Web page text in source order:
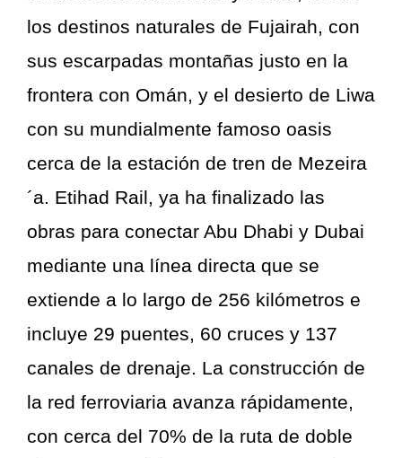
los destinos naturales de Fujairah, con
sus escarpadas montañas justo en la
frontera con Omán, y el desierto de Liwa
con su mundialmente famoso oasis
cerca de la estación de tren de Mezeira
´a. Etihad Rail, ya ha finalizado las
obras para conectar Abu Dhabi y Dubai
mediante una línea directa que se
extiende a lo largo de 256 kilómetros e
incluye 29 puentes, 60 cruces y 137
canales de drenaje. La construcción de
la red ferroviaria avanza rápidamente,
con cerca del 70% de la ruta de doble